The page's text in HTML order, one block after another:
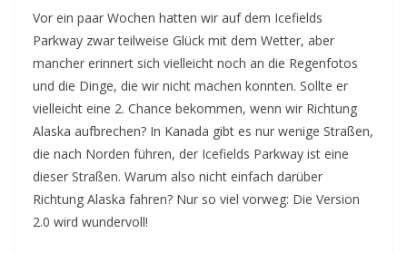
Vor ein paar Wochen hatten wir auf dem Icefields
Parkway zwar teilweise Glück mit dem Wetter, aber
mancher erinnert sich vielleicht noch an die Regenfotos
und die Dinge, die wir nicht machen konnten. Sollte er
vielleicht eine 2. Chance bekommen, wenn wir Richtung
Alaska aufbrechen? In Kanada gibt es nur wenige Straßen,
die nach Norden führen, der Icefields Parkway ist eine
dieser Straßen. Warum also nicht einfach darüber
Richtung Alaska fahren? Nur so viel vorweg: Die Version
2.0 wird wundervoll!